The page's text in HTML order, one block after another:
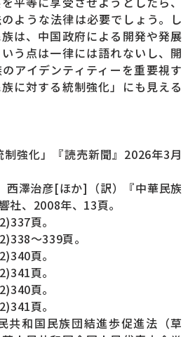
ような法律は必要でしょう。し
は、中国政府による開発や発展
う点は一律には語れないし、開
アイデンティティーを重要視す
に対する統制強化」にも見える
強化」『読売新聞』2026年3月
西澤治彦[ほか]（訳）『中華民族
社、2008年、13頁。
頁。
～339頁。
頁。
頁。
頁。
頁。
共和国民族団結進歩促進法（草